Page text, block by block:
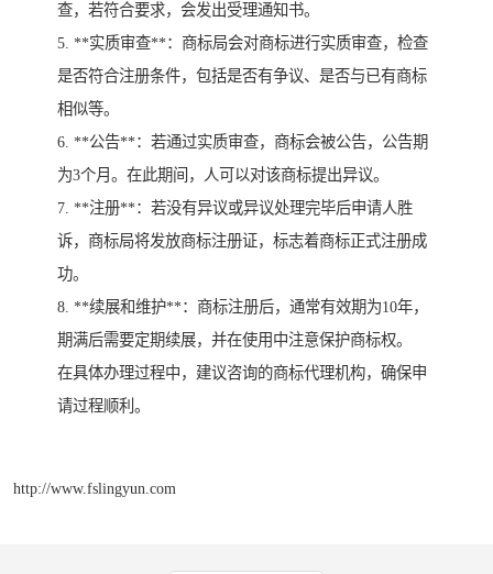
查，若符合要求，会发出受理通知书。
5. **实质审查**：商标局会对商标进行实质审查，检查
是否符合注册条件，包括是否有争议、是否与已有商标
相似等。
6. **公告**：若通过实质审查，商标会被公告，公告期
为3个月。在此期间，人可以对该商标提出异议。
7. **注册**：若没有异议或异议处理完毕后申请人胜
诉，商标局将发放商标注册证，标志着商标正式注册成
功。
8. **续展和维护**：商标注册后，通常有效期为10年，
期满后需要定期续展，并在使用中注意保护商标权。
在具体办理过程中，建议咨询的商标代理机构，确保申
请过程顺利。
http://www.fslingyun.com